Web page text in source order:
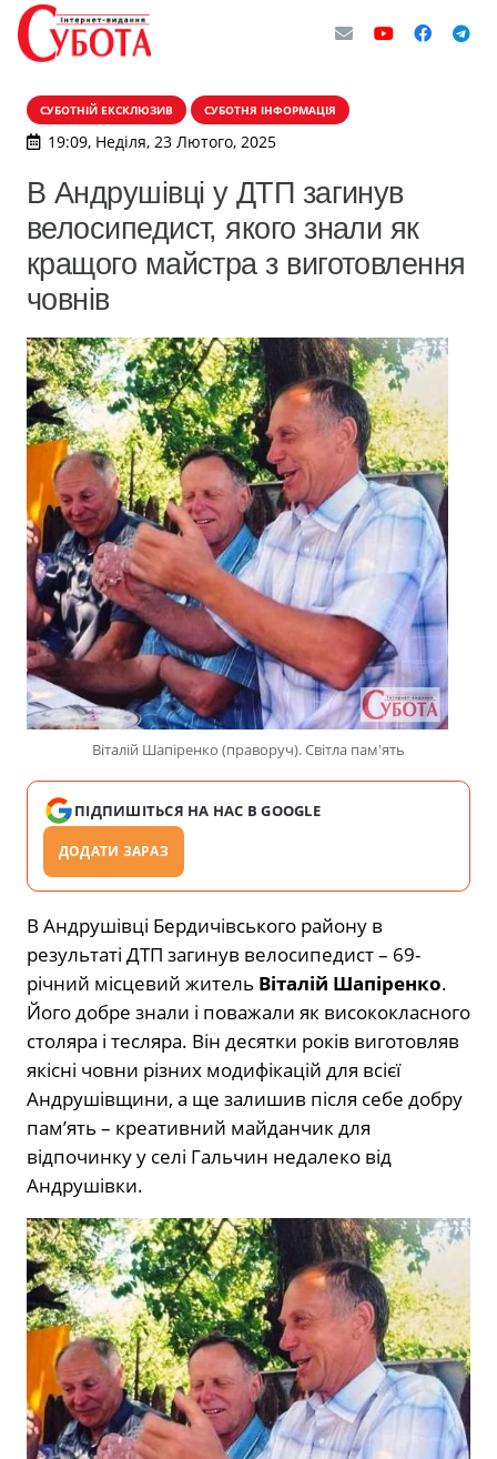
СУБОТНІЙ ЕКСКЛЮЗИВ СУБОТНЯ ІНФОРМАЦІЯ
19:09, Неділя, 23 Лютого, 2025
В Андрушівці у ДТП загинув
велосипедист, якого знали як
кращого майстра з виготовлення
човнів
Віталій Шапіренко (праворуч). Світла пам'ять
ПІДПИШІТЬСЯ НА НАС В GOOGLE
ДОДАТИ ЗАРАЗ
В Андрушівці Бердичівського району в
результаті ДТП загинув велосипедист – 69-
річний місцевий житель Віталій Шапіренко.
Його добре знали і поважали як висококласного
столяра і тесляра. Він десятки років виготовляв
якісні човни різних модифікацій для всієї
Андрушівщини, а ще залишив після себе добру
пам’ять – креативний майданчик для
відпочинку у селі Гальчин недалеко від
Андрушівки.